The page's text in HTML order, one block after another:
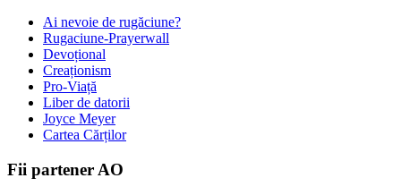
Ai nevoie de rugăciune?
Rugaciune-Prayerwall
Devoțional
Creaționism
Pro-Viață
Liber de datorii
Joyce Meyer
Cartea Cărților
Fii partener AO